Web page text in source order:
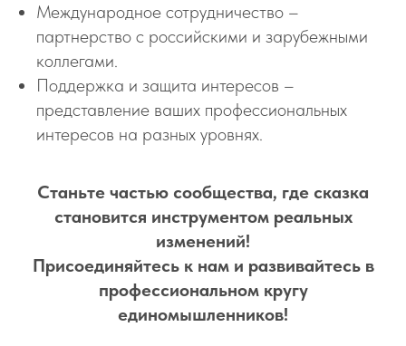
Международное сотрудничество –
партнерство с российскими и зарубежными
коллегами.
Поддержка и защита интересов –
представление ваших профессиональных
интересов на разных уровнях.
Станьте частью сообщества, где сказка
становится инструментом реальных
изменений!
Присоединяйтесь к нам и развивайтесь в
профессиональном кругу
единомышленников!